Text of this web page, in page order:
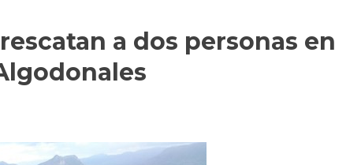
a dos personas en